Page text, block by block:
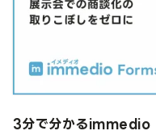
3分で分かるimmedio